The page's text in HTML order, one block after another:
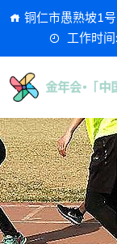
铜仁市愚熟坡1号
工作时